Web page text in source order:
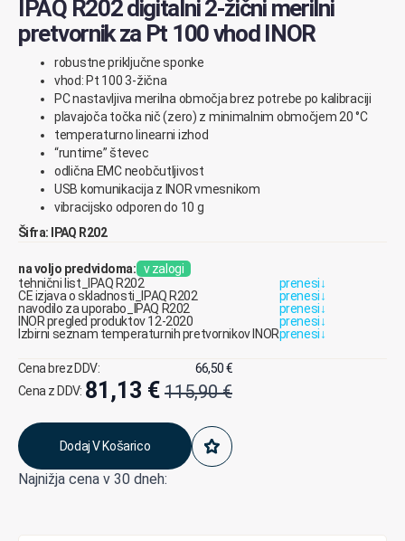
IPAQ R202 digitalni 2-žični merilni
pretvornik za Pt 100 vhod INOR
robustne priključne sponke
vhod: Pt 100 3-žična
PC nastavljiva merilna območja brez potrebe po kalibraciji
plavajoča točka nič (zero) z minimalnim območjem 20 °C
temperaturno linearni izhod
“runtime” števec
odlična EMC neobčutljivost
USB komunikacija z INOR vmesnikom
vibracijsko odporen do 10 g
Šifra: IPAQ R202
na voljo predvidoma: v zalogi
tehnični list_IPAQ R202
prenesi↓
CE izjava o skladnosti_IPAQ R202
prenesi↓
navodilo za uporabo_IPAQ R202
prenesi↓
INOR pregled produktov 12-2020
prenesi↓
Izbirni seznam temperaturnih pretvornikov INORprenesi↓
Cena brez DDV: 66,50€
Cena z DDV:
115,90€
Izvirna
cena
je
bila:
81,13 €
Trenutna
cena
je:
81,13 €.
Dodaj V Košarico
Najnižja cena v 30 dneh: